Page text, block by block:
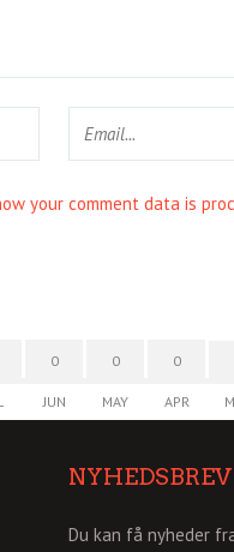
your comment data is
0
JUN
0
MAY
0
APR
NYHEDSBREV
Du kan få nyheder